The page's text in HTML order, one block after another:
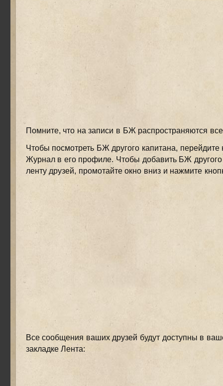
Помните, что на записи в БЖ распространяются
Чтобы посмотреть БЖ другого капитана, перейдите
Журнал в его профиле. Чтобы добавить БЖ
ленту друзей, промотайте окно вниз и нажмите
Все сообщения ваших друзей будут доступны в
закладке Лента: